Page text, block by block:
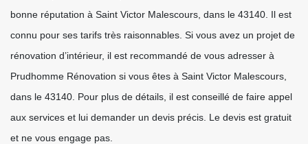
bonne réputation à Saint Victor Malescours, dans le 43140. Il est
connu pour ses tarifs très raisonnables. Si vous avez un projet de
rénovation d’intérieur, il est recommandé de vous adresser à
Prudhomme Rénovation si vous êtes à Saint Victor Malescours,
dans le 43140. Pour plus de détails, il est conseillé de faire appel
aux services et lui demander un devis précis. Le devis est gratuit
et ne vous engage pas.